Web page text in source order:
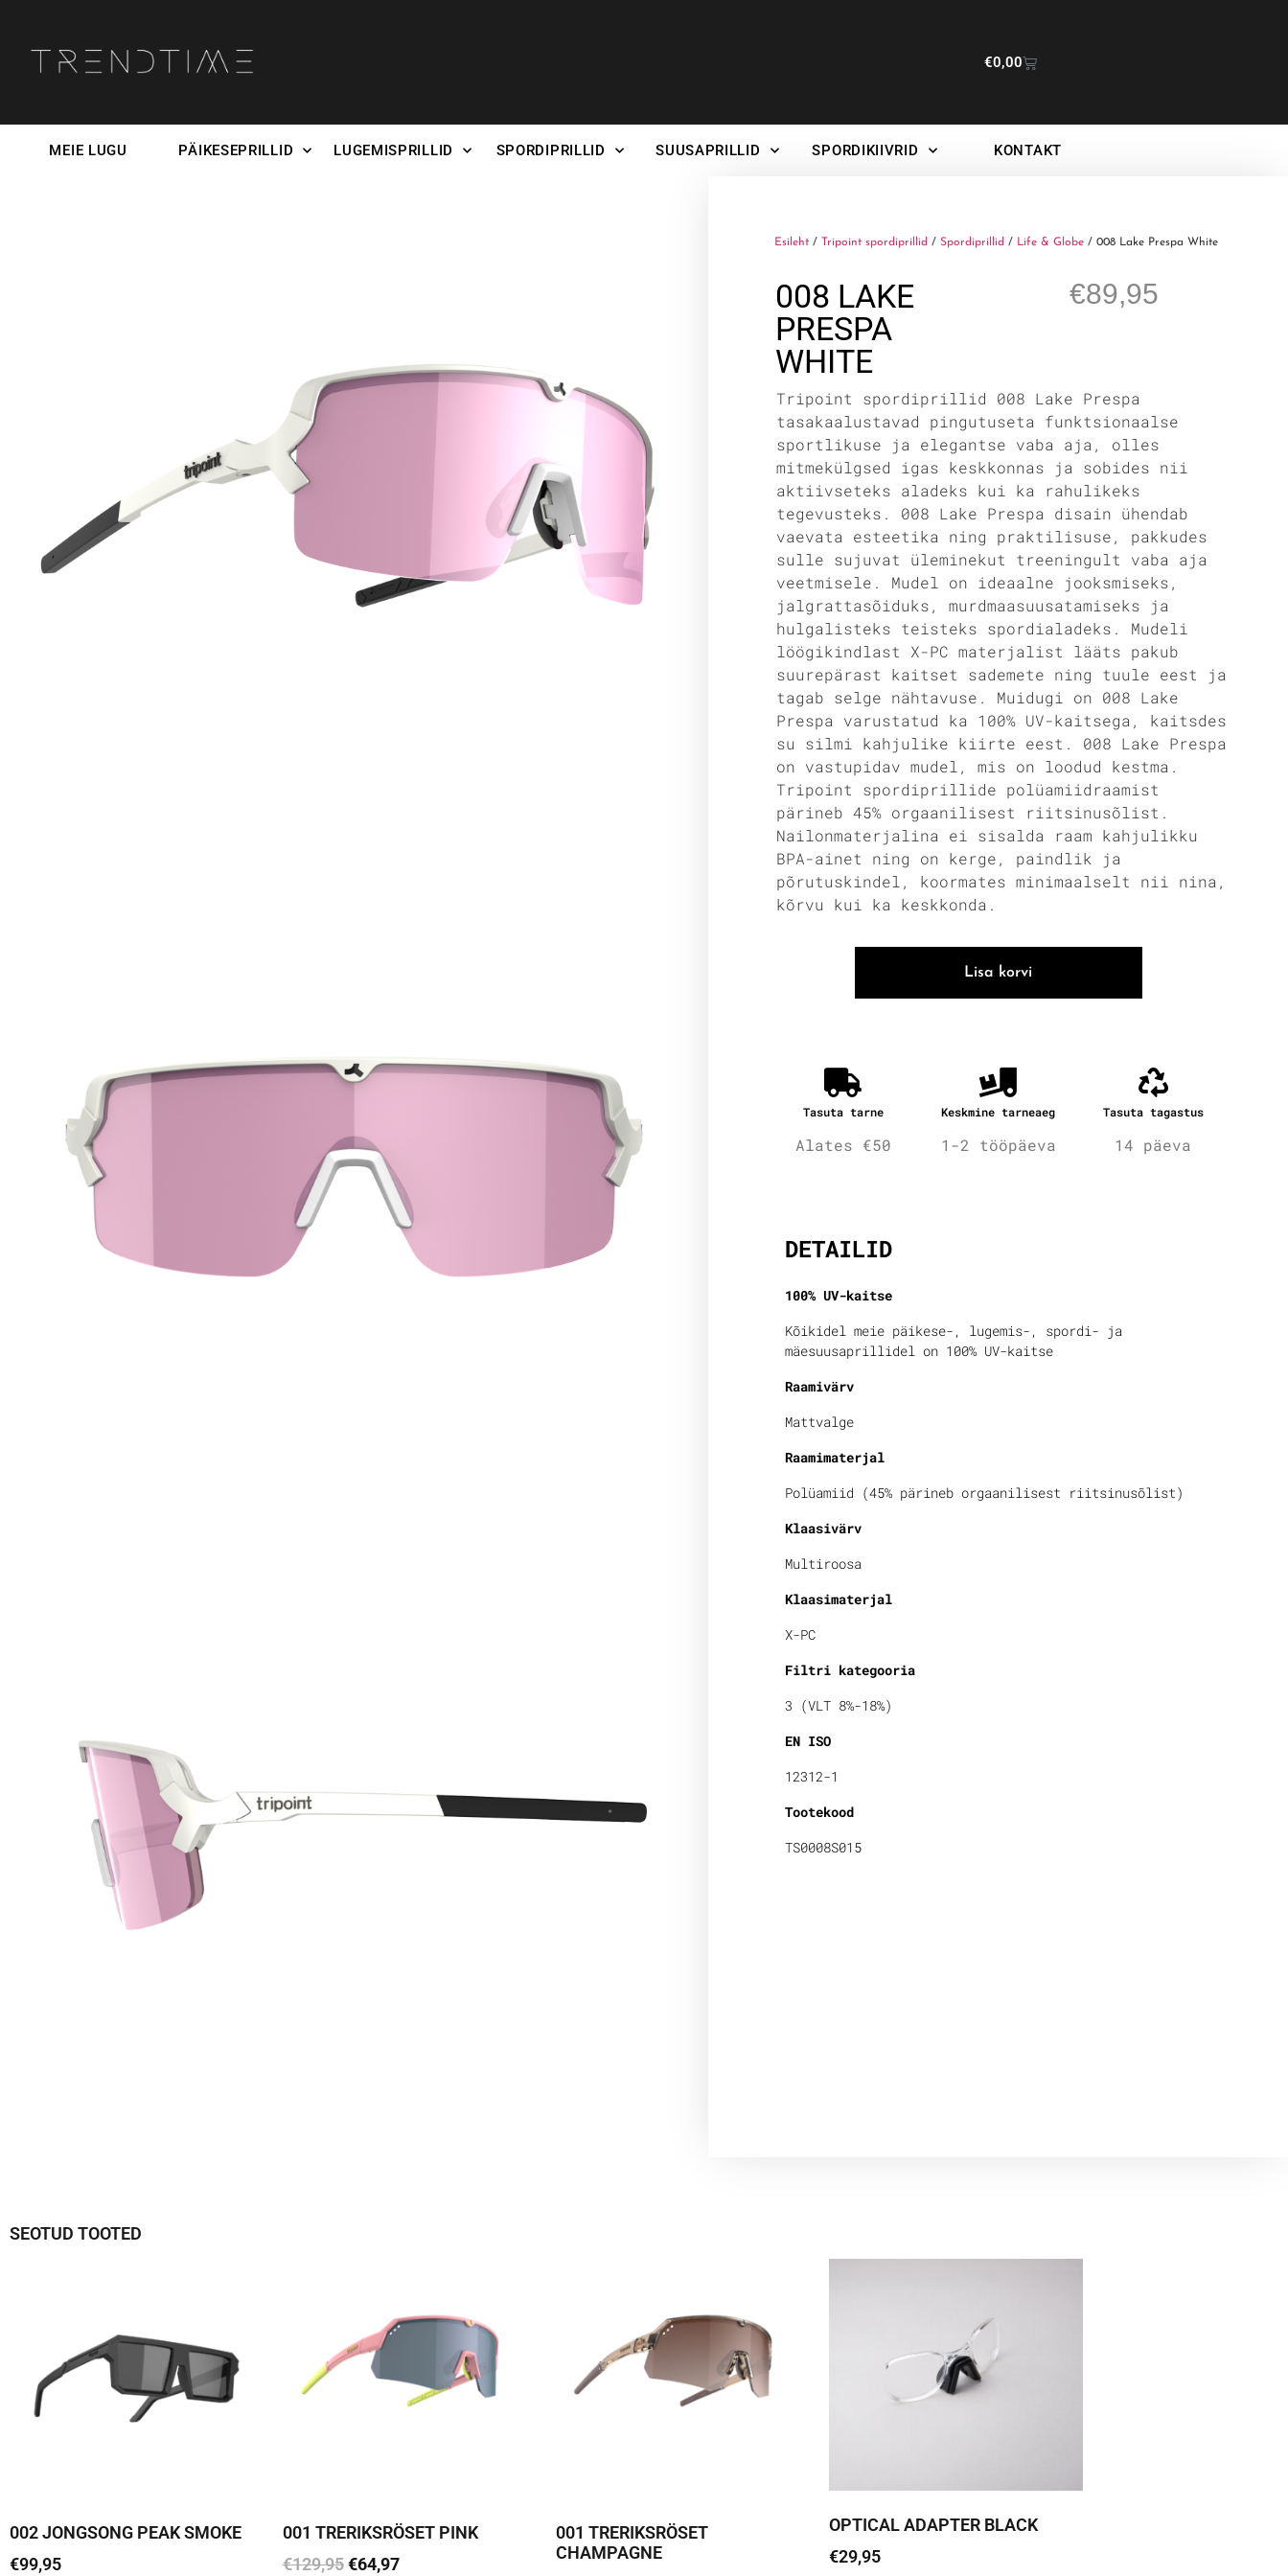
€0,00
MEIE LUGU PÄIKESEPRILLID LUGEMISPRILLID SPORDIPRILLID SUUSAPRILLID SPORDIKIIVRID KONTAKT
Esileht /Tripoint spordiprillid /Spordiprillid / Life & Globe / 008 Lake Prespa White
008 LAKE
PRESPA
WHITE
€89,95
Tripoint spordiprillid 008 Lake Prespa
tasakaalustavad pingutuseta funktsionaalse
sportlikuse ja elegantse vaba aja, olles
mitmekülgsed igas keskkonnas ja sobides nii
aktiivseteks aladeks kui ka rahulikeks
tegevusteks. 008 Lake Prespa disain ühendab
vaevata esteetika ning praktilisuse, pakkudes
sulle sujuvat üleminekut treeningult vaba aja
veetmisele. Mudel on ideaalne jooksmiseks,
jalgrattasõiduks, murdmaasuusatamiseks ja
hulgalisteks teisteks spordialadeks. Mudeli
löögikindlast X-PC materjalist lääts pakub
suurepärast kaitset sademete ning tuule eest ja
tagab selge nähtavuse. Muidugi on 008 Lake
Prespa varustatud ka 100% UV-kaitsega, kaitsdes
su silmi kahjulike kiirte eest. 008 Lake Prespa
on vastupidav mudel, mis on loodud kestma.
Tripoint spordiprillide polüamiidraamist
pärineb 45% orgaanilisest riitsinusõlist.
Nailonmaterjalina ei sisalda raam kahjulikku
BPA-ainet ning on kerge, paindlik ja
põrutuskindel, koormates minimaalselt nii nina,
kõrvu kui ka keskkonda.
Lisa korvi
Tasuta tarne
Alates €50
Keskmine tarneaeg
1-2 tööpäeva
Tasuta tagastus
14 päeva
DETAILID
100% UV-kaitse
Kõikidel meie päikese-, lugemis-, spordi- ja
mäesuusaprillidel on 100% UV-kaitse
Raamivärv
Mattvalge
Raamimaterjal
Polüamiid (45% pärineb orgaanilisest riitsinusõlist)
Klaasivärv
Multiroosa
Klaasimaterjal
X-PC
Filtri kategooria
3 (VLT 8%-18%)
EN ISO
12312-1
Tootekood
TS0008S015
SEOTUD TOOTED
002 JONGSONG PEAK SMOKE
€99,95
001 TRERIKSRÖSET PINK
€129,95€64,97
001 TRERIKSRÖSET
CHAMPAGNE
OPTICAL ADAPTER BLACK
€29,95